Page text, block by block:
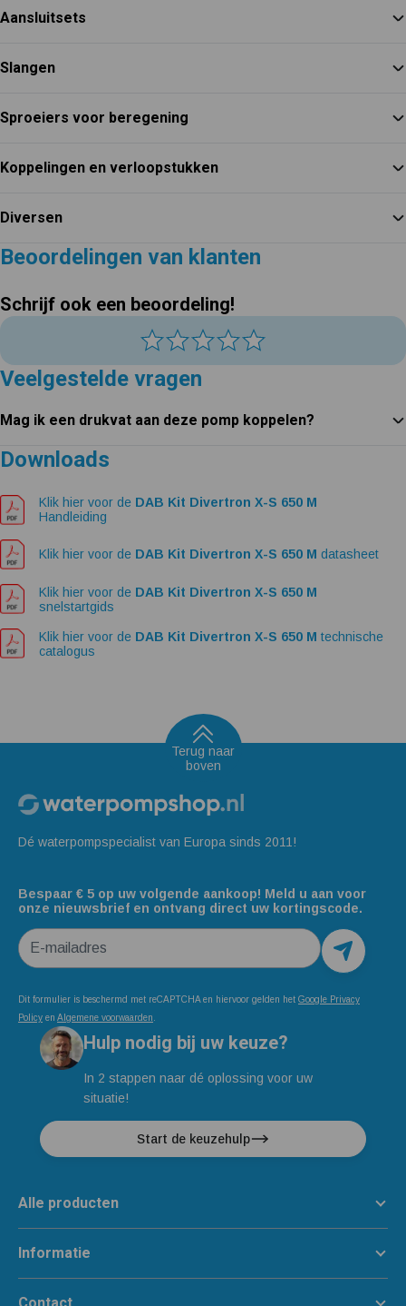
Aansluitsets
Slangen
Sproeiers voor beregening
Koppelingen en verloopstukken
Diversen
Beoordelingen van klanten
Schrijf ook een beoordeling!
Veelgestelde vragen
Mag ik een drukvat aan deze pomp koppelen?
Downloads
Klik hier voor de DAB Kit Divertron X-S 650 M
Handleiding
Klik hier voor de DAB Kit Divertron X-S 650 M datasheet
Klik hier voor de DAB Kit Divertron X-S 650 M
snelstartgids
Klik hier voor de DAB Kit Divertron X-S 650 M technische
catalogus
Terug naar
boven
Dé waterpompspecialist van Europa sinds 2011!
Bespaar € 5 op uw volgende aankoop! Meld u aan voor
onze nieuwsbrief en ontvang direct uw kortingscode.
E-mailadres
Dit formulier is beschermd met reCAPTCHA en hiervoor gelden het Google Privacy
Policy en Algemene voorwaarden.
Hulp nodig bij uw keuze?
In 2 stappen naar dé oplossing voor uw
situatie!
Start de keuzehulp
Alle producten
Informatie